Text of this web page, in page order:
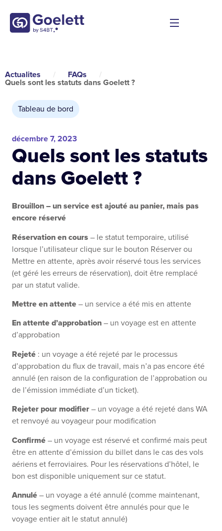
Actualites / FAQs
/
Quels sont les statuts dans Goelett ?
Tableau de bord
décembre 7, 2023
Quels sont les statuts
dans Goelett ?
Brouillon – un service est ajouté au panier, mais pas
encore réservé
Réservation en cours – le statut temporaire, utilisé
lorsque l’utilisateur clique sur le bouton Réserver ou
Mettre en attente, après avoir réservé tous les services
(et géré les erreurs de réservation), doit être remplacé
par un statut valide.
Mettre en attente – un service a été mis en attente
En attente d’approbation – un voyage est en attente
d’approbation
Rejeté : un voyage a été rejeté par le processus
d’approbation du flux de travail, mais n’a pas encore été
annulé (en raison de la configuration de l’approbation ou
de l’émission immédiate d’un ticket).
Rejeter pour modifier – un voyage a été rejeté dans WA
et renvoyé au voyageur pour modification
Confirmé – un voyage est réservé et confirmé mais peut
être en attente d’émission du billet dans le cas des vols
aériens et ferroviaires. Pour les réservations d’hôtel, le
bon est disponible uniquement sur ce statut.
Annulé – un voyage a été annulé (comme maintenant,
tous les segments doivent être annulés pour que le
voyage entier ait le statut annulé)